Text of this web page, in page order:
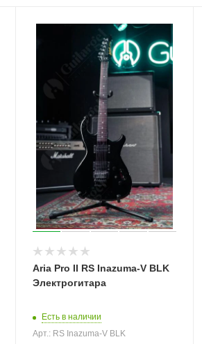
Aria Pro II RS Inazuma-V BLK
Электрогитара
Есть в наличии
Арт.: RS Inazuma-V BLK